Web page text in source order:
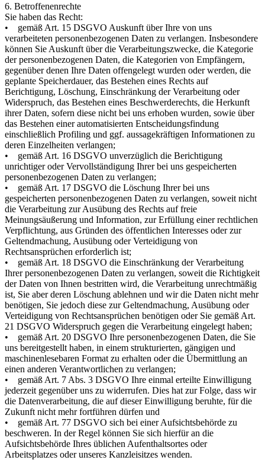
6. Betroffenenrechte
Sie haben das Recht:
• gemäß Art. 15 DSGVO Auskunft über Ihre von uns
verarbeiteten personenbezogenen Daten zu verlangen. Insbesondere
können Sie Auskunft über die Verarbeitungszwecke, die Kategorie
der personenbezogenen Daten, die Kategorien von Empfängern,
gegenüber denen Ihre Daten offengelegt wurden oder werden, die
geplante Speicherdauer, das Bestehen eines Rechts auf
Berichtigung, Löschung, Einschränkung der Verarbeitung oder
Widerspruch, das Bestehen eines Beschwerderechts, die Herkunft
ihrer Daten, sofern diese nicht bei uns erhoben wurden, sowie über
das Bestehen einer automatisierten Entscheidungsfindung
einschließlich Profiling und ggf. aussagekräftigen Informationen zu
deren Einzelheiten verlangen;
• gemäß Art. 16 DSGVO unverzüglich die Berichtigung
unrichtiger oder Vervollständigung Ihrer bei uns gespeicherten
personenbezogenen Daten zu verlangen;
• gemäß Art. 17 DSGVO die Löschung Ihrer bei uns
gespeicherten personenbezogenen Daten zu verlangen, soweit nicht
die Verarbeitung zur Ausübung des Rechts auf freie
Meinungsäußerung und Information, zur Erfüllung einer rechtlichen
Verpflichtung, aus Gründen des öffentlichen Interesses oder zur
Geltendmachung, Ausübung oder Verteidigung von
Rechtsansprüchen erforderlich ist;
• gemäß Art. 18 DSGVO die Einschränkung der Verarbeitung
Ihrer personenbezogenen Daten zu verlangen, soweit die Richtigkeit
der Daten von Ihnen bestritten wird, die Verarbeitung unrechtmäßig
ist, Sie aber deren Löschung ablehnen und wir die Daten nicht mehr
benötigen, Sie jedoch diese zur Geltendmachung, Ausübung oder
Verteidigung von Rechtsansprüchen benötigen oder Sie gemäß Art.
21 DSGVO Widerspruch gegen die Verarbeitung eingelegt haben;
• gemäß Art. 20 DSGVO Ihre personenbezogenen Daten, die Sie
uns bereitgestellt haben, in einem strukturierten, gängigen und
maschinenlesebaren Format zu erhalten oder die Übermittlung an
einen anderen Verantwortlichen zu verlangen;
• gemäß Art. 7 Abs. 3 DSGVO Ihre einmal erteilte Einwilligung
jederzeit gegenüber uns zu widerrufen. Dies hat zur Folge, dass wir
die Datenverarbeitung, die auf dieser Einwilligung beruhte, für die
Zukunft nicht mehr fortführen dürfen und
• gemäß Art. 77 DSGVO sich bei einer Aufsichtsbehörde zu
beschweren. In der Regel können Sie sich hierfür an die
Aufsichtsbehörde Ihres üblichen Aufenthaltsortes oder
Arbeitsplatzes oder unseres Kanzleisitzes wenden.